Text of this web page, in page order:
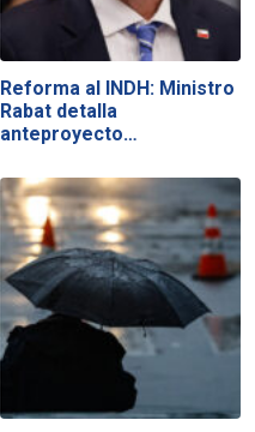
Reforma al INDH: Ministro
Rabat detalla
anteproyecto…